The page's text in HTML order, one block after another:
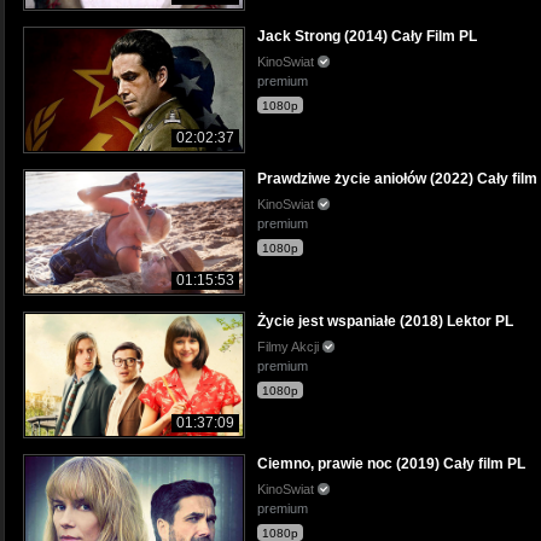
02:02:37
Jack Strong (2014) Cały Film PL
KinoSwiat
premium
1080p
01:15:53
Prawdziwe życie aniołów (2022) Cały film
KinoSwiat
premium
1080p
01:37:09
Życie jest wspaniałe (2018) Lektor PL
Filmy Akcji
premium
1080p
Ciemno, prawie noc (2019) Cały film PL
KinoSwiat
premium
1080p